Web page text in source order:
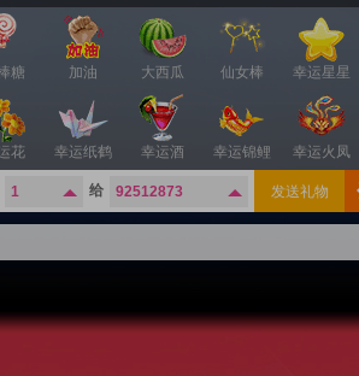
糖 加油 大西瓜 仙女棒 幸运星星
花 幸运纸鹤 幸运酒 幸运锦鲤 幸运火凤
发送礼物
给 92512873